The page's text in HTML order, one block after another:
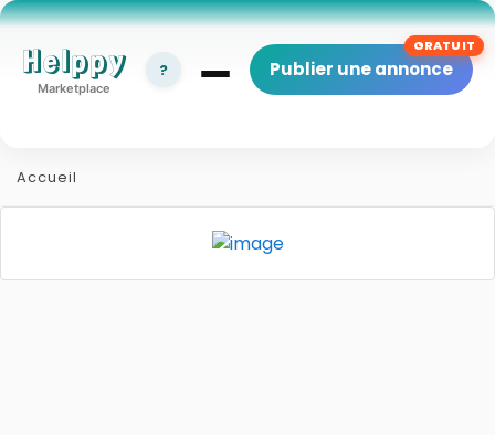
Helppy
Marketplace
? Publier une annonce
Accueil